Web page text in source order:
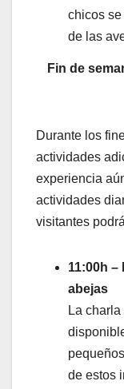
chicos
de las
Fin de
Durante los
actividades
experiencia
actividades
visitantes
11:00h
abejas
La
de estos